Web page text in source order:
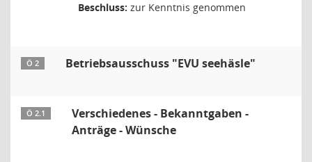
Beschluss: zur Kenntnis genommen
Ö 2 Betriebsausschuss "EVU seehäsle"
Ö 2.1
Verschiedenes - Bekanntgaben -
Anträge - Wünsche